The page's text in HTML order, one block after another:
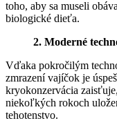
toho, aby sa museli
biologické dieťa.
2. Moderné
Vďaka pokročilým
zmrazení vajíčok je
kryokonzervácia
niekoľkých rokoch
tehotenstvo.